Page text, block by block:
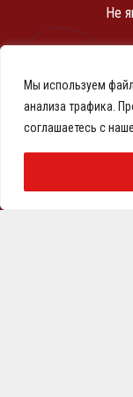
Мы используем
анализа трафика.
соглашаетесь с
Не
© 2021-2026
Политика